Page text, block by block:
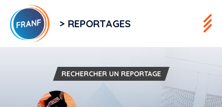
> REPORTAGES
RECHERCHER UN REPORTAGE